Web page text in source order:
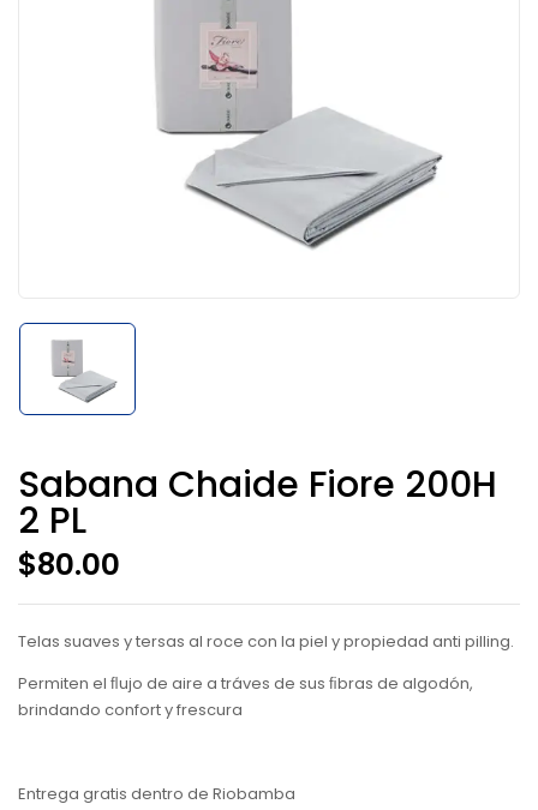
Sabana Chaide Fiore 200H
2 PL
$80.00
Telas suaves y tersas al roce con la piel y propiedad anti pilling.
Permiten el ﬂujo de aire a tráves de sus ﬁbras de algodón,
brindando confort y frescura
Entrega gratis dentro de Riobamba